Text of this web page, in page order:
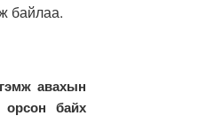
байлаа.
авахын
байх